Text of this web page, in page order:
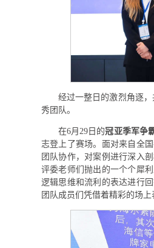
经过一整日的激烈角逐，
秀团队。
在6月29日的冠亚季军争
志登上了赛场。面对来自全
团队协作，对案例进行深入
评委老师们抛出的一个个犀
逻辑思维和流利的表达进行
团队成员们凭借着精彩的场